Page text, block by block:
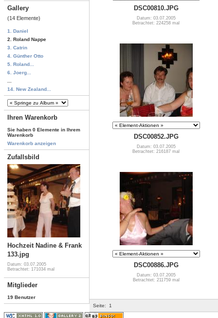
Gallery
(14 Elemente)
1. Daniel
2. Roland Nappe
3. Catrin
4. Günther Otto
5. Roland...
6. Joerg...
14. New Zealand...
Ihren Warenkorb
Sie haben 0 Elemente in Ihrem
Warenkorb
Warenkorb anzeigen
Zufallsbild
Hochzeit Nadine & Frank
133.jpg
Datum: 03.07.2005
Betrachtet: 171034 mal
Mitglieder
19 Benutzer
DSC00810.JPG
Datum: 03.07.2005
Betrachtet: 224258 mal
DSC00852.JPG
Datum: 03.07.2005
Betrachtet: 216187 mal
DSC00886.JPG
Datum: 03.07.2005
Betrachtet: 211759 mal
Seite: 1